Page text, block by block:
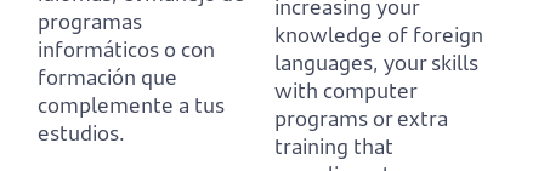
programas
informáticos o con
formación que
complemente a tus
estudios.
increasing your
knowledge of foreign
languages, your skills
with computer
programs or extra
training that